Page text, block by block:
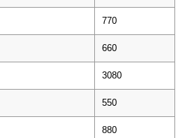
770
660
3080
550
880